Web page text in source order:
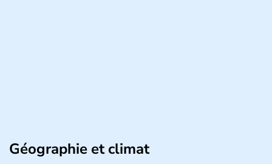
Géographie et climat